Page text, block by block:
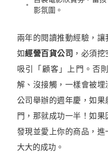
影氛圍。
兩年的閱讀推動經驗，
如經營百貨公司 ，必須
吸引「顧客」上門。否
解、沒接觸，一樣會被
公司舉辦的週年慶，如果
門，那就成功一半！如
發現並愛上你的商品，進
大大的成功。